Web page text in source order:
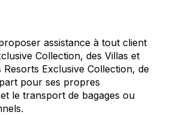
assistance à tout client
Collection, des Villas et
Resorts Exclusive Collection, de
pour ses propres
le transport de bagages ou